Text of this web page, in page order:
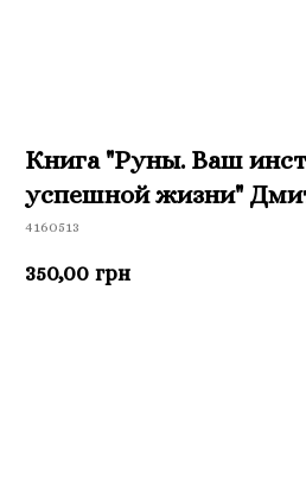
Книга "Руны. Ваш
успешной жизни"
4160513
350,00 грн